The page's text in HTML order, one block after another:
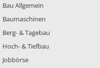
Bau Allgemein
Baumaschinen
Berg- & Tagebau
Hoch- & Tiefbau
Jobbörse